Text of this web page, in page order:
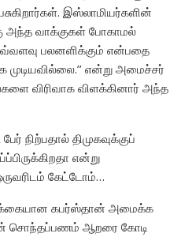
இஸ்லாமியர்களின்
அந்த வாக்குகள் போகாமல்
பலனளிக்கும் என்பதை
என்று அமைச்சர்
விரிவாக விளக்கினார் அந்த
நிற்பதால் திமுகவுக்குப்
என்று
கேட்டோம்…
கபர்ஸ்தான் அமைக்க
ஆறரை கோடி